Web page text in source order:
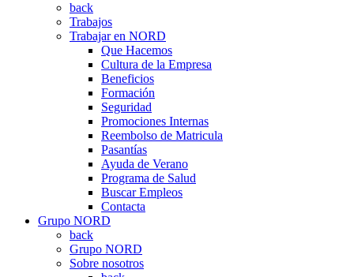
back
Trabajos
Trabajar en NORD
Que Hacemos
Cultura de la Empresa
Beneficios
Formación
Seguridad
Promociones Internas
Reembolso de Matricula
Pasantías
Ayuda de Verano
Programa de Salud
Buscar Empleos
Contacta
Grupo NORD
back
Grupo NORD
Sobre nosotros